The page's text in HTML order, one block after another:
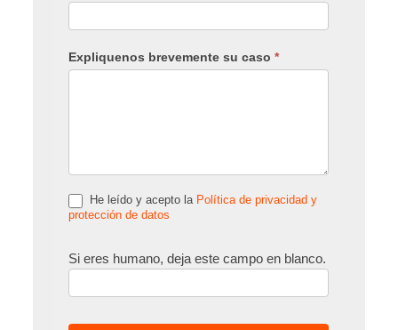
Expliquenos brevemente su caso*
He leído y acepto la Política de privacidad y
protección de datos
Si eres humano, deja este campo en blanco.